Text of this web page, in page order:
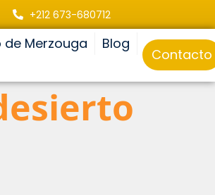
+212 673-680712
de Merzouga
Blog
Contacto